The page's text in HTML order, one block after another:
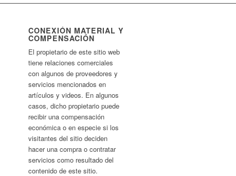
CONEXIÓN MATERIAL Y
COMPENSACIÓN
El propietario de este sitio web
tiene relaciones comerciales
con algunos de proveedores y
servicios mencionados en
artículos y videos. En algunos
casos, dicho propietario puede
recibir una compensación
económica o en especie si los
visitantes del sitio deciden
hacer una compra o contratar
servicios como resultado del
contenido de este sitio.